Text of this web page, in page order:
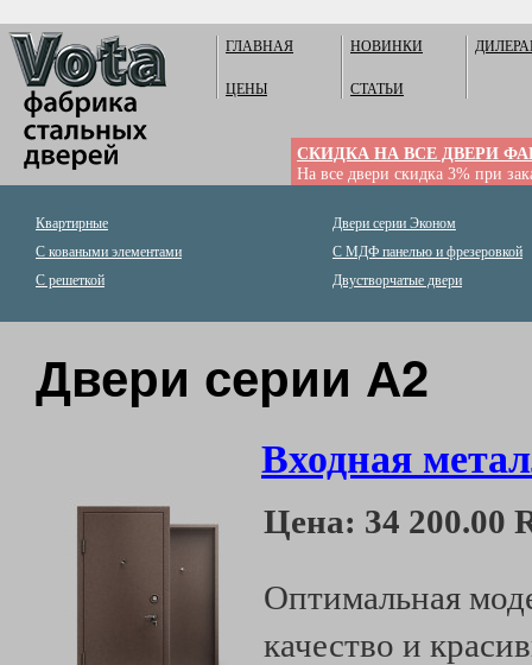
ГЛАВНАЯ
ЦЕНЫ
НОВИНКИ
СТАТЬИ
СКИДКА НА ВСЕ ДВЕРИ
На все двери скидка 3% при
Квартирные
Двери серии Эконом
С коваными элементами
С МДФ панелью и фрезеровкой
С решеткой
Двустворчатые двери
Двери серии А2
Входная
Цена: 34 200.00
Оптимальная
качество и